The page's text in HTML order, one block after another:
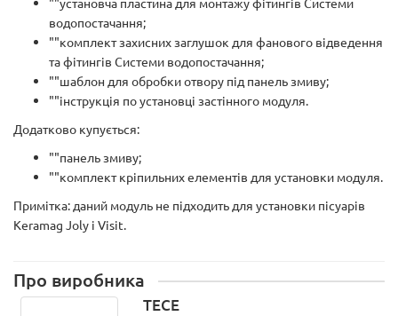
водопостачання;
""комплект захисних заглушок для фанового відведення
та фітингів Системи водопостачання;
""шаблон для обробки отвору під панель змиву;
""інструкція по установці застінного модуля.
Додатково купується:
""панель змиву;
""комплект кріпильних елементів для установки модуля.
Примітка: даний модуль не підходить для установки пісуарів
Keramag Joly і Visit.
Про виробника
TECE